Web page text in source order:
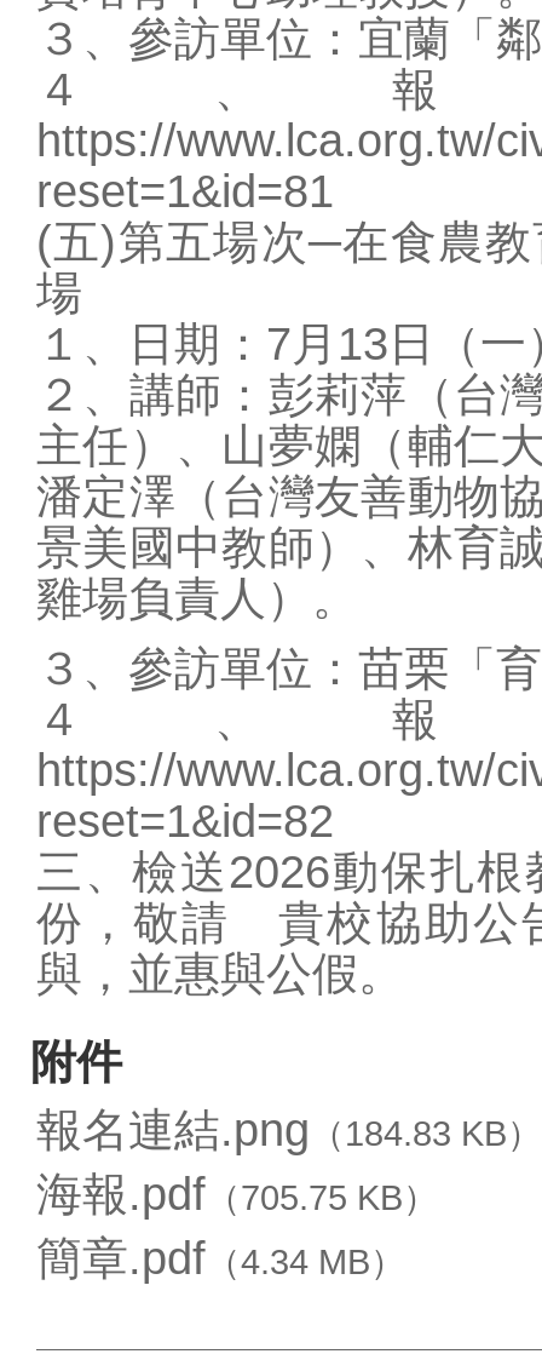
３、參訪單位：宜蘭「
４、報
https://www.lca.org.tw/
reset=1&id=81
(五)第五場次─在食農
場
１、日期：7月13日（
２、講師：彭莉萍（台
主任）、山夢嫻（輔仁
潘定澤（台灣友善動物
景美國中教師）、林育
雞場負責人）。
３、參訪單位：苗栗「
４、報
https://www.lca.org.tw/
reset=1&id=82
三、檢送2026動保扎
份，敬請 貴校協助公
與，並惠與公假。
附件
報名連結.png （184.83 KB）
海報.pdf（705.75 KB）
簡章.pdf（4.34 MB）